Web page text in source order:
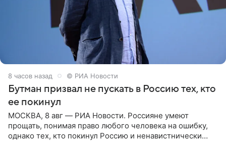
8 часов назад © РИА Новости
Бутман призвал не пускать в Россию тех, кто
ее покинул
МОСКВА, 8 авг — РИА Новости. Россияне умеют
прощать, понимая право любого человека на ошибку,
однако тех, кто покинул Россию и ненавистнически